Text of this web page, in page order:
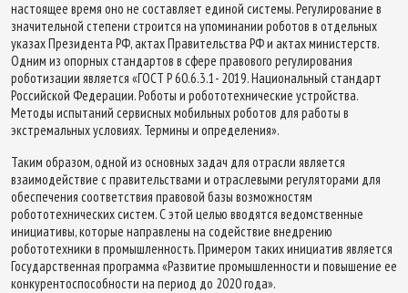
настоящее время оно не составляет единой системы. Регулирование в
значительной степени строится на упоминании роботов в отдельных
указах Президента РФ, актах Правительства РФ и актах министерств.
Одним из опорных стандартов в сфере правового регулирования
роботизации является «ГОСТ Р 60.6.3.1- 2019. Национальный стандарт
Российской Федерации. Роботы и робототехнические устройства.
Методы испытаний сервисных мобильных роботов для работы в
экстремальных условиях. Термины и определения».
Таким образом, одной из основных задач для отрасли является
взаимодействие с правительствами и отраслевыми регуляторами для
обеспечения соответствия правовой базы возможностям
робототехнических систем. С этой целью вводятся ведомственные
инициативы, которые направлены на содействие внедрению
робототехники в промышленность. Примером таких инициатив является
Государственная программа «Развитие промышленности и повышение ее
конкурентоспособности на период до 2020 года».